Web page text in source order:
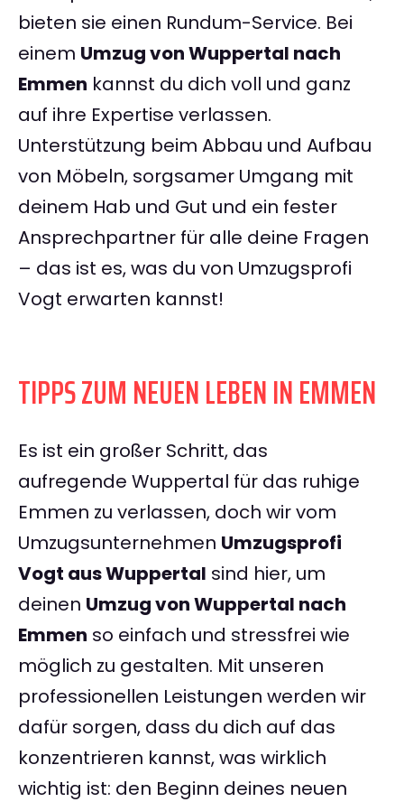
bieten sie einen Rundum-Service. Bei
einem Umzug von Wuppertal nach
Emmen kannst du dich voll und ganz
auf ihre Expertise verlassen.
Unterstützung beim Abbau und Aufbau
von Möbeln, sorgsamer Umgang mit
deinem Hab und Gut und ein fester
Ansprechpartner für alle deine Fragen
– das ist es, was du von Umzugsprofi
Vogt erwarten kannst!
TIPPS ZUM NEUEN LEBEN IN EMMEN
Es ist ein großer Schritt, das
aufregende Wuppertal für das ruhige
Emmen zu verlassen, doch wir vom
Umzugsunternehmen Umzugsprofi
Vogt aus Wuppertal sind hier, um
deinen Umzug von Wuppertal nach
Emmen so einfach und stressfrei wie
möglich zu gestalten. Mit unseren
professionellen Leistungen werden wir
dafür sorgen, dass du dich auf das
konzentrieren kannst, was wirklich
wichtig ist: den Beginn deines neuen